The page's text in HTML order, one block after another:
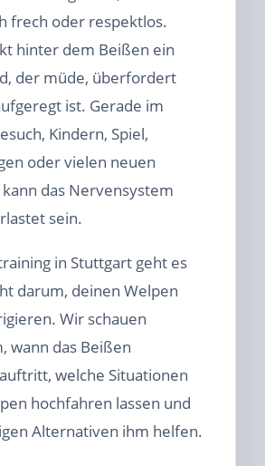
frech oder respektlos.
hinter dem Beißen ein
der müde, überfordert
ist. Gerade im
Kindern, Spiel,
oder vielen neuen
das Nervensystem
sein.
in Stuttgart geht es
darum, deinen Welpen
Wir schauen
wann das Beißen
welche Situationen
hochfahren lassen und
Alternativen ihm helfen.